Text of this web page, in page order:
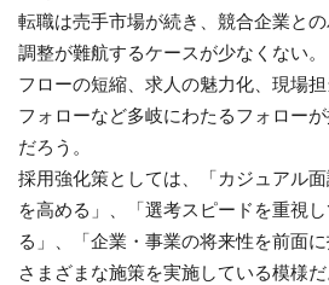
転職は売手市場が続き、競合企業と
調整が難航するケースが少なくない
フローの短縮、求人の魅力化、現場
フォローなど多岐にわたるフォロー
だろう。
採用強化策としては、「カジュアル
を高める」、「選考スピードを重視
る」、「企業・事業の将来性を前面
さまざまな施策を実施している模様だ